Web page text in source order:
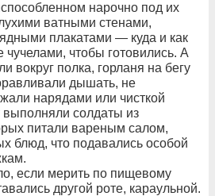
нарочно под их
ватными стенами,
плакатами — куда и как
чучелами, чтобы готовились. А
вокруг полка, горланя на бегу
дышать, не
нарядами или чисткой
выполняли солдаты из
питали вареным салом,
блюд, что подавались особой
если мерить по пищевому
другой роте, караульной.